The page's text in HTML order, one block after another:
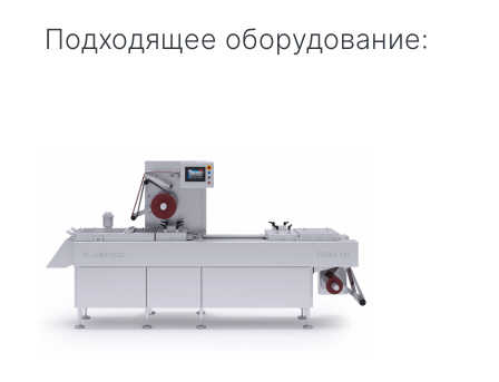
Подходящее оборудование: